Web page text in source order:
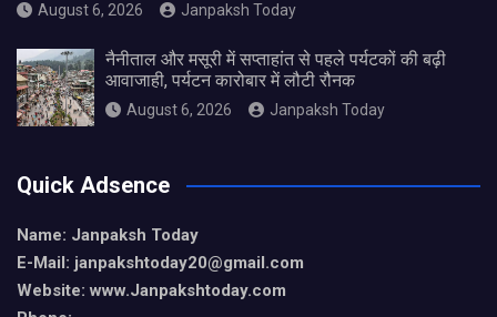
August 6, 2026 Janpaksh Today
नैनीताल और मसूरी में सप्ताहांत से पहले पर्यटकों की बढ़ी
आवाजाही, पर्यटन कारोबार में लौटी रौनक
August 6, 2026 Janpaksh Today
Quick Adsence
Name: Janpaksh Today
E-Mail: janpakshtoday20@gmail.com
Website: www.Janpakshtoday.com